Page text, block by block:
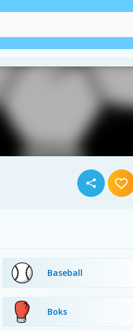
Baseball
Boks